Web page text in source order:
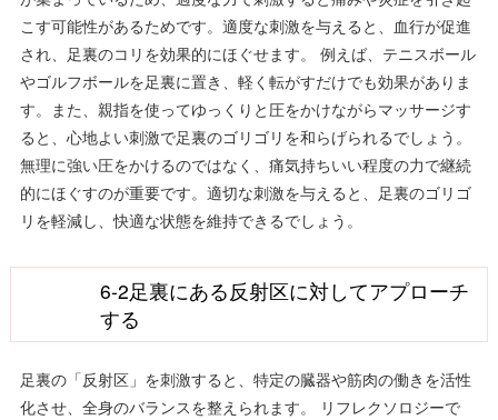
こす可能性があるためです。適度な刺激を与えると、血行が促進
され、足裏のコリを効果的にほぐせます。 例えば、テニスボール
やゴルフボールを足裏に置き、軽く転がすだけでも効果がありま
す。また、親指を使ってゆっくりと圧をかけながらマッサージす
ると、心地よい刺激で足裏のゴリゴリを和らげられるでしょう。
無理に強い圧をかけるのではなく、痛気持ちいい程度の力で継続
的にほぐすのが重要です。適切な刺激を与えると、足裏のゴリゴ
リを軽減し、快適な状態を維持できるでしょう。
6-2足裏にある反射区に対してアプローチ
する
足裏の「反射区」を刺激すると、特定の臓器や筋肉の働きを活性
化させ、全身のバランスを整えられます。 リフレクソロジーで